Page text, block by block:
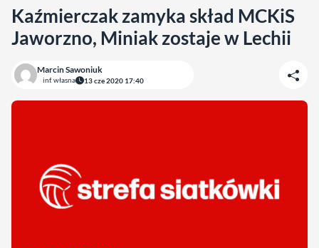
Kaźmierczak zamyka skład MCKiS
Jaworzno, Miniak zostaje w Lechii
Marcin Sawoniuk
inf. własna 13 cze 2020 17:40